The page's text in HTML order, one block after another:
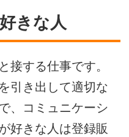
きな人
接する仕事です。
引き出して適切な
、コミュニケーシ
好きな人は登録販